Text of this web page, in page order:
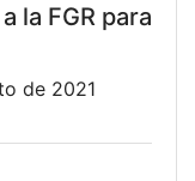
la FGR para
de 2021